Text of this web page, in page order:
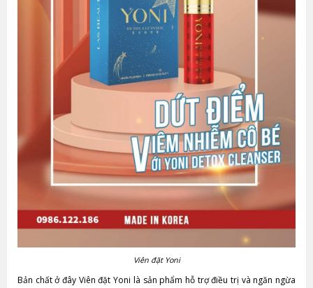
Viên đặt Yoni
Bản chất ở đây Viên đặt Yoni là sản phẩm hỗ trợ điều trị và ngăn ngừa